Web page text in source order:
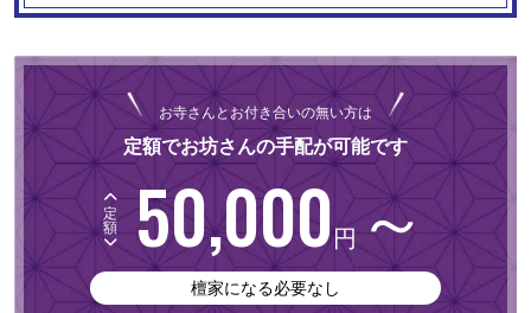
お寺さんとお付き合いの無い方は
定額でお坊さんの手配が可能です
定
額 50,000円 ～
檀家になる必要なし